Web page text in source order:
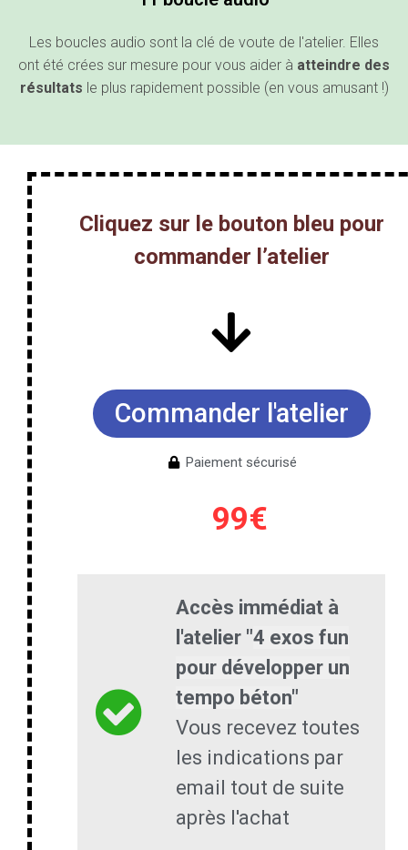
Les boucles audio sont la clé de voute de l'atelier. Elles
ont été crées sur mesure pour vous aider à atteindre des
résultats le plus rapidement possible (en vous amusant !)
Cliquez sur le bouton bleu pour
commander l’atelier
Commander l'atelier
Paiement sécurisé
99€
Accès immédiat à
l'atelier "4 exos fun
pour développer un
tempo béton"
Vous recevez toutes
les indications par
email tout de suite
après l'achat